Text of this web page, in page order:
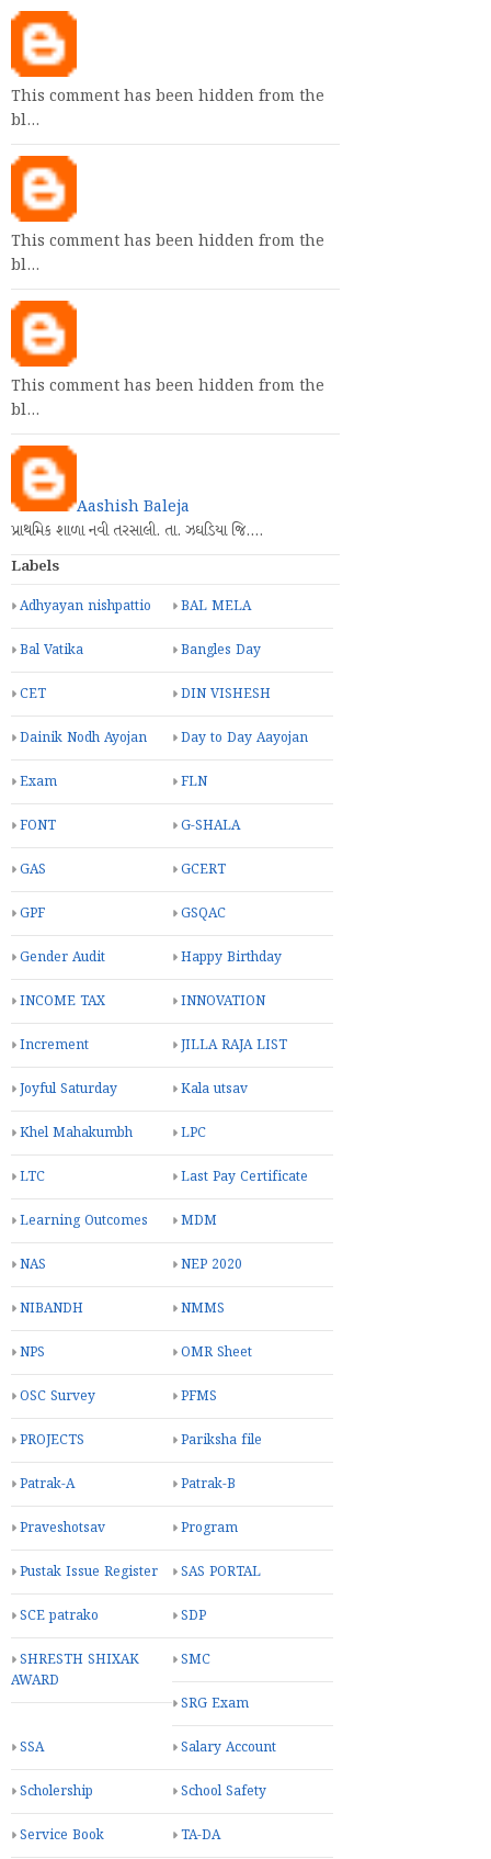
This comment has been hidden from the
bl…
This comment has been hidden from the
bl…
This comment has been hidden from the
bl…
Aashish Baleja
પ્રાથમિક શાળા નવી તરસાલી. તા. ઝઘડિયા જિ.…
Labels
Adhyayan nishpattio BAL MELA
Bal Vatika Bangles Day
CET DIN VISHESH
Dainik Nodh Ayojan Day to Day Aayojan
Exam FLN
FONT G-SHALA
GAS GCERT
GPF GSQAC
Gender Audit Happy Birthday
INCOME TAX INNOVATION
Increment JILLA RAJA LIST
Joyful Saturday Kala utsav
Khel Mahakumbh LPC
LTC Last Pay Certificate
Learning Outcomes MDM
NAS NEP 2020
NIBANDH NMMS
NPS OMR Sheet
OSC Survey PFMS
PROJECTS Pariksha file
Patrak-A Patrak-B
Praveshotsav Program
Pustak Issue Register SAS PORTAL
SCE patrako SDP
SHRESTH SHIXAK
AWARD
SMC
SRG Exam
SSA Salary Account
Scholership School Safety
Service Book TA-DA